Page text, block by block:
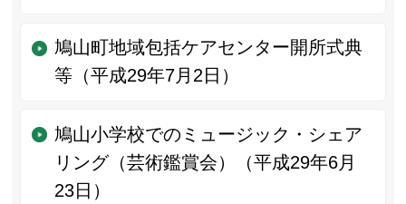
鳩山町地域包括ケアセンター開所式典
等（平成29年7月2日）
鳩山小学校でのミュージック・シェア
リング（芸術鑑賞会）（平成29年6月
23日）